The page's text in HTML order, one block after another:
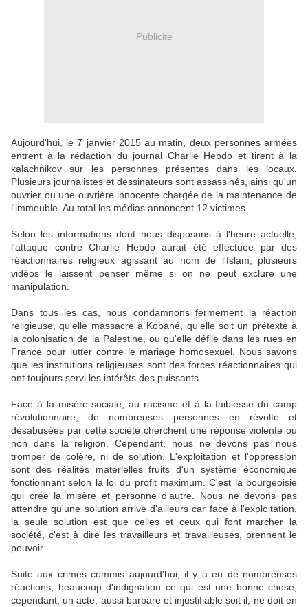
Publicité
Aujourd'hui, le 7 janvier 2015 au matin, deux personnes armées
entrent à la rédaction du journal Charlie Hebdo et tirent à la
kalachnikov sur les personnes présentes dans les locaux.
Plusieurs journalistes et dessinateurs sont assassinés, ainsi qu'un
ouvrier ou une ouvrière innocente chargée de la maintenance de
l'immeuble. Au total les médias annoncent 12 victimes.
Selon les informations dont nous disposons à l'heure actuelle,
l'attaque contre Charlie Hebdo aurait été effectuée par des
réactionnaires religieux agissant au nom de l'Islam, plusieurs
vidéos le laissent penser même si on ne peut exclure une
manipulation.
Dans tous les cas, nous condamnons fermement la réaction
religieuse, qu'elle massacre à Kobané, qu'elle soit un prétexte à
la colonisation de la Palestine, ou qu'elle défile dans les rues en
France pour lutter contre le mariage homosexuel. Nous savons
que les institutions religieuses sont des forces réactionnaires qui
ont toujours servi les intérêts des puissants.
Face à la misère sociale, au racisme et à la faiblesse du camp
révolutionnaire, de nombreuses personnes en révolte et
désabusées par cette société cherchent une réponse violente ou
non dans la religion. Cependant, nous ne devons pas nous
tromper de colère, ni de solution. L'exploitation et l'oppression
sont des réalités matérielles fruits d'un système économique
fonctionnant selon la loi du profit maximum. C'est la bourgeoisie
qui crée la misère et personne d'autre. Nous ne devons pas
attendre qu'une solution arrive d'ailleurs car face à l'exploitation,
la seule solution est que celles et ceux qui font marcher la
société, c'est à dire les travailleurs et travailleuses, prennent le
pouvoir.
Suite aux crimes commis aujourd'hui, il y a eu de nombreuses
réactions, beaucoup d'indignation ce qui est une bonne chose,
cependant, un acte, aussi barbare et injustifiable soit il, ne doit en